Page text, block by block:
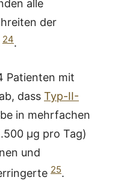
alle
der
24.
Patienten mit
dass Typ-II-
in mehrfachen
μg pro Tag)
und
25.